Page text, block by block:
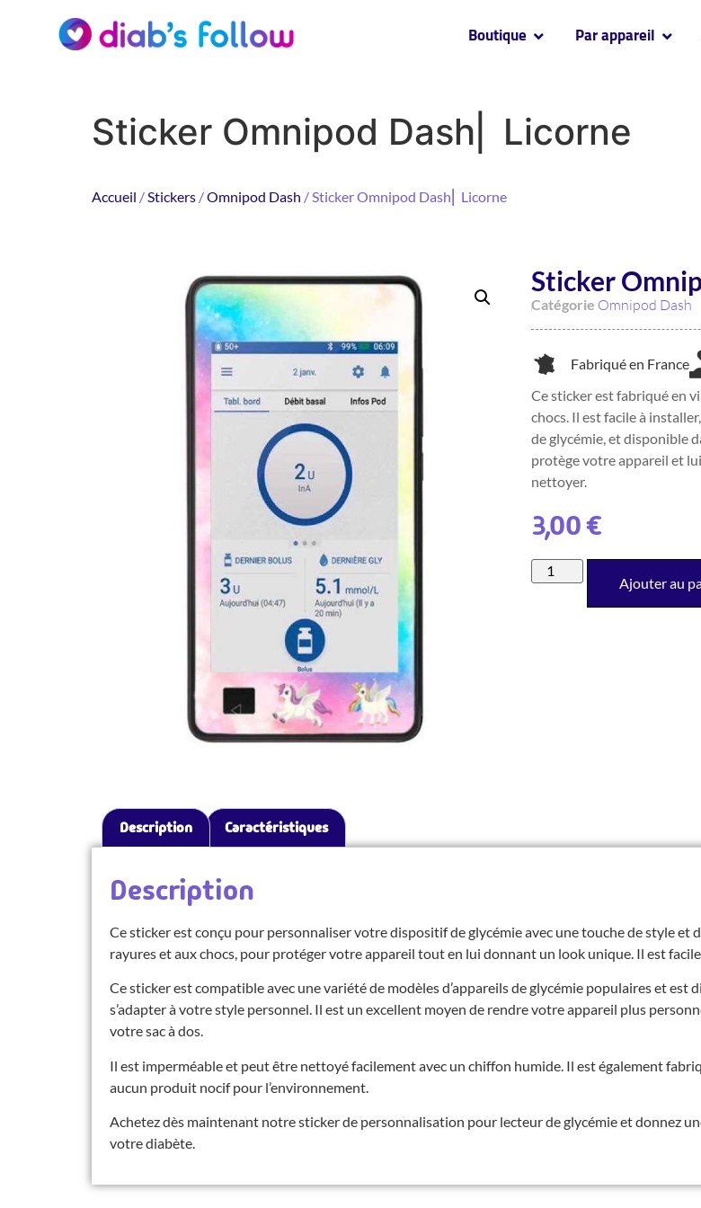
Boutique Par appareil
Sticker Omnipod Dash⎜ Licorne
Accueil /Stickers /Omnipod Dash / Sticker Omnipod Dash⎜ Licorne
Sticker
Catégorie Omnipod Dash
Fabriqué en France
Ce sticker est fabriqué en
chocs. Il est facile à
de glycémie, et disponible
protège votre appareil et
nettoyer.
3,00€
Ajouter au
Description Caractéristiques
Description
Ce sticker est conçu pour personnaliser votre dispositif de glycémie avec une touche de style
rayures et aux chocs, pour protéger votre appareil tout en lui donnant un look unique. Il est
Ce sticker est compatible avec une variété de modèles d’appareils de glycémie populaires et
s’adapter à votre style personnel. Il est un excellent moyen de rendre votre appareil plus
votre sac à dos.
Il est imperméable et peut être nettoyé facilement avec un chiffon humide. Il est également
aucun produit nocif pour l’environnement.
Achetez dès maintenant notre sticker de personnalisation pour lecteur de glycémie et donnez
votre diabète.